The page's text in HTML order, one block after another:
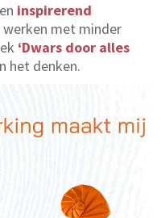
inspirerend
met minder
‘Dwars door alles
het denken.